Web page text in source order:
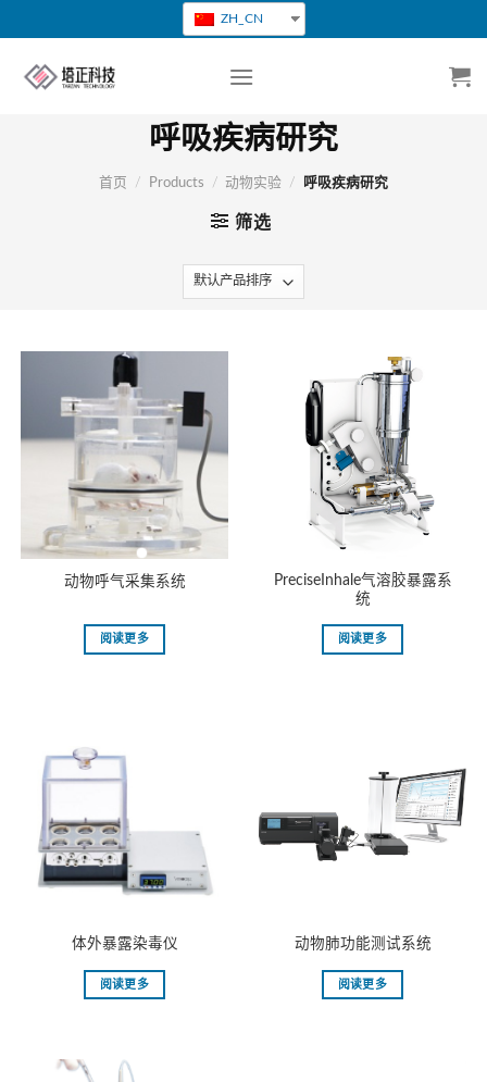
转
ZH_CN
呼吸疾病研究
首页 / Products / 动物实验 / 呼吸疾病研究
筛选
动物呼气采集系统
阅读更多
PreciseInhale气溶胶暴露系
统
阅读更多
体外暴露染毒仪
阅读更多
动物肺功能测试系统
阅读更多